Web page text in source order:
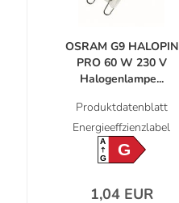
OSRAM G9 HALOPIN
PRO 60 W 230 V
Halogenlampe...
Produktdatenblatt
Energieeffzienzlabel
A
GG
1,04 EUR